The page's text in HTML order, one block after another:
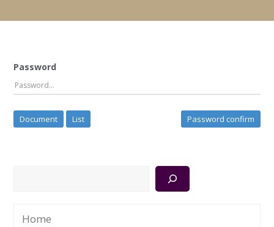
Password
Document List Password confirm
Home